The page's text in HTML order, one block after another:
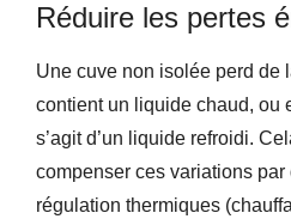
Réduire les pertes
Une cuve non isolée perd de
contient un liquide chaud, ou
s’agit d’un liquide refroidi.
compenser ces variations par
régulation thermiques